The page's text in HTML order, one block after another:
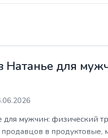
Натанье для
для мужчин: физический
продавцов в